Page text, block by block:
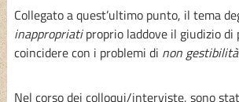
Collegato a quest’ultimo punto, il tema
inappropriatiproprio laddove il giudizio di
coincidere con i problemi di non gestibilità
Nel corso dei colloqui/interviste, sono